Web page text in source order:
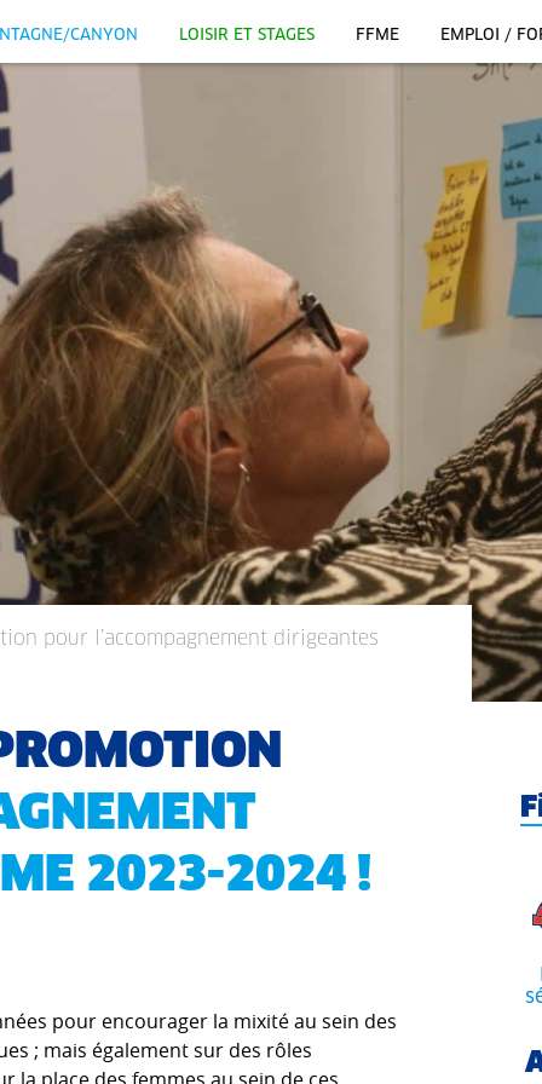
CANYON LOISIR ET STAGES FFME EMPLOI /
pour l’accompagnement dirigeantes
2023-2024 !
pour encourager la mixité au sein des
; mais également sur des rôles